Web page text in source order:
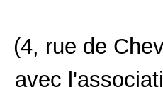
(4, rue de
avec